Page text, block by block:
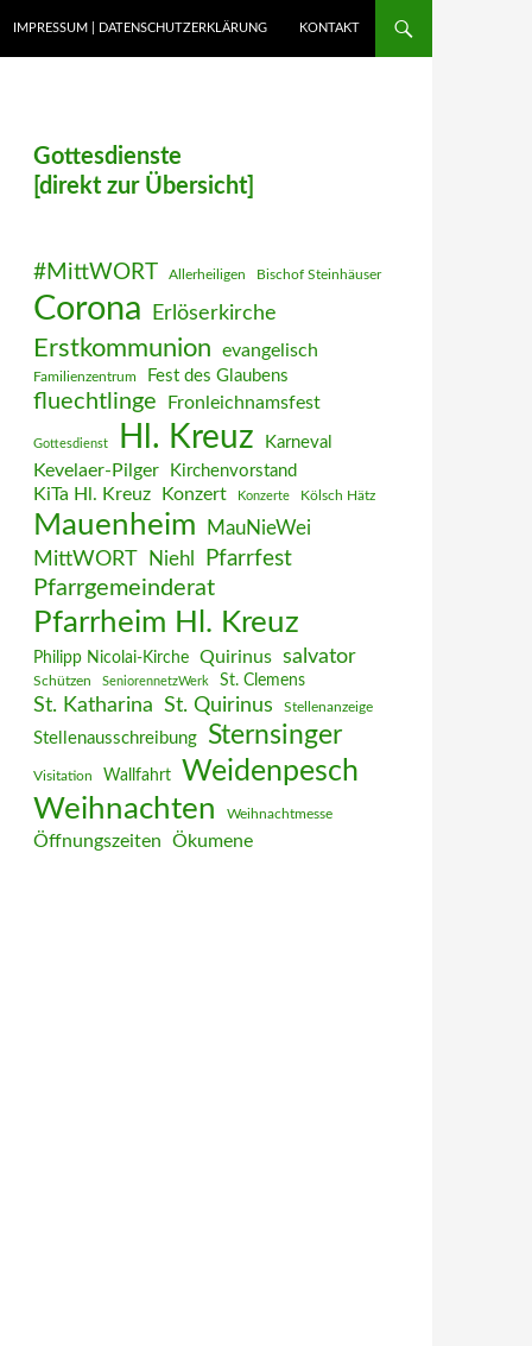
IMPRESSUM | DATENSCHUTZERKLÄRUNG KONTAKT
Gottesdienste
[direkt zur Übersicht]
#MittWORT Allerheiligen Bischof Steinhäuser
Corona Erlöserkirche
Erstkommunion evangelisch
Familienzentrum Fest des Glaubens
fluechtlinge Fronleichnamsfest
Gottesdienst Hl. Kreuz Karneval
Kevelaer-Pilger Kirchenvorstand
KiTa Hl. Kreuz Konzert Konzerte Kölsch Hätz
Mauenheim MauNieWei
MittWORT Niehl Pfarrfest
Pfarrgemeinderat
Pfarrheim Hl. Kreuz
Philipp Nicolai-Kirche Quirinus salvator
Schützen SeniorennetzWerk St. Clemens
St. Katharina St. Quirinus Stellenanzeige
Stellenausschreibung Sternsinger
Visitation Wallfahrt Weidenpesch
Weihnachten Weihnachtmesse
Öffnungszeiten Ökumene